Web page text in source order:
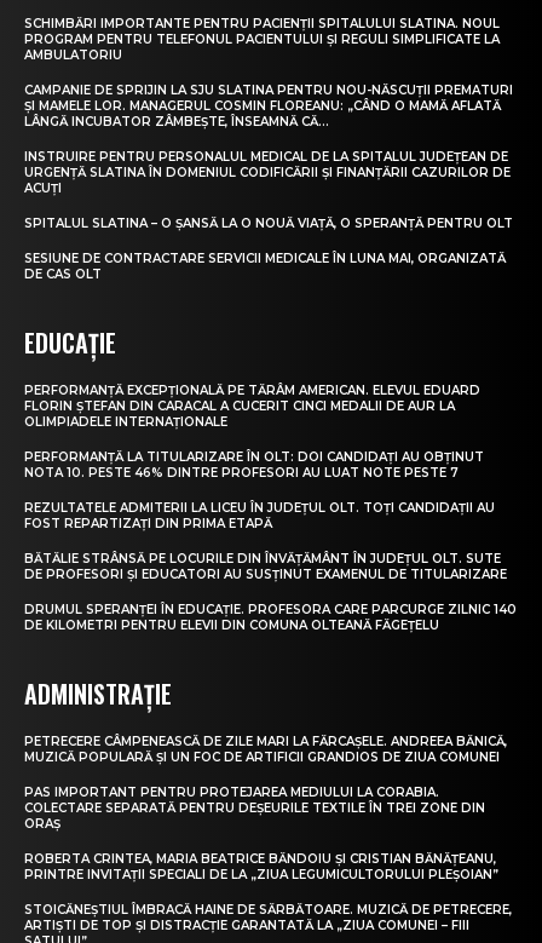
SCHIMBĂRI IMPORTANTE PENTRU PACIENȚII SPITALULUI SLATINA. NOUL
PROGRAM PENTRU TELEFONUL PACIENTULUI ȘI REGULI SIMPLIFICATE LA
AMBULATORIU
CAMPANIE DE SPRIJIN LA SJU SLATINA PENTRU NOU-NĂSCUȚII PREMATURI
ȘI MAMELE LOR. MANAGERUL COSMIN FLOREANU: „CÂND O MAMĂ AFLATĂ
LÂNGĂ INCUBATOR ZÂMBEȘTE, ÎNSEAMNĂ CĂ...
INSTRUIRE PENTRU PERSONALUL MEDICAL DE LA SPITALUL JUDEȚEAN DE
URGENȚĂ SLATINA ÎN DOMENIUL CODIFICĂRII ȘI FINANȚĂRII CAZURILOR DE
ACUȚI
SPITALUL SLATINA – O ȘANSĂ LA O NOUĂ VIAȚĂ, O SPERANȚĂ PENTRU OLT
SESIUNE DE CONTRACTARE SERVICII MEDICALE ÎN LUNA MAI, ORGANIZATĂ
DE CAS OLT
EDUCAȚIE
PERFORMANȚĂ EXCEPȚIONALĂ PE TĂRÂM AMERICAN. ELEVUL EDUARD
FLORIN ȘTEFAN DIN CARACAL A CUCERIT CINCI MEDALII DE AUR LA
OLIMPIADELE INTERNAȚIONALE
PERFORMANȚĂ LA TITULARIZARE ÎN OLT: DOI CANDIDAȚI AU OBȚINUT
NOTA 10. PESTE 46% DINTRE PROFESORI AU LUAT NOTE PESTE 7
REZULTATELE ADMITERII LA LICEU ÎN JUDEȚUL OLT. TOȚI CANDIDAȚII AU
FOST REPARTIZAȚI DIN PRIMA ETAPĂ
BĂTĂLIE STRÂNSĂ PE LOCURILE DIN ÎNVĂȚĂMÂNT ÎN JUDEȚUL OLT. SUTE
DE PROFESORI ȘI EDUCATORI AU SUSȚINUT EXAMENUL DE TITULARIZARE
DRUMUL SPERANȚEI ÎN EDUCAȚIE. PROFESORA CARE PARCURGE ZILNIC 140
DE KILOMETRI PENTRU ELEVII DIN COMUNA OLTEANĂ FĂGEȚELU
ADMINISTRAȚIE
PETRECERE CÂMPENEASCĂ DE ZILE MARI LA FĂRCAȘELE. ANDREEA BĂNICĂ,
MUZICĂ POPULARĂ ȘI UN FOC DE ARTIFICII GRANDIOS DE ZIUA COMUNEI
PAS IMPORTANT PENTRU PROTEJAREA MEDIULUI LA CORABIA.
COLECTARE SEPARATĂ PENTRU DEȘEURILE TEXTILE ÎN TREI ZONE DIN
ORAȘ
ROBERTA CRINTEA, MARIA BEATRICE BĂNDOIU ȘI CRISTIAN BĂNĂȚEANU,
PRINTRE INVITAȚII SPECIALI DE LA „ZIUA LEGUMICULTORULUI PLEȘOIAN”
STOICĂNEȘTIUL ÎMBRACĂ HAINE DE SĂRBĂTOARE. MUZICĂ DE PETRECERE,
ARTIȘTI DE TOP ȘI DISTRACȚIE GARANTATĂ LA „ZIUA COMUNEI – FIII